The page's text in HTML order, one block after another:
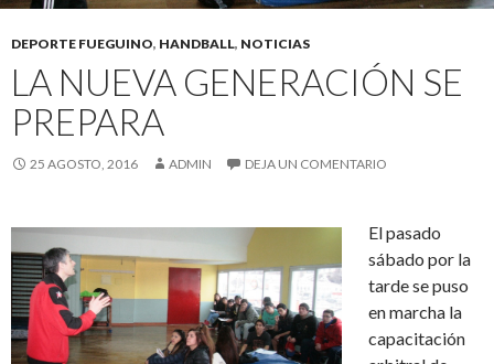
DEPORTE FUEGUINO, HANDBALL, NOTICIAS
LA NUEVA GENERACIÓN SE
PREPARA
25 AGOSTO, 2016 ADMIN DEJA UN COMENTARIO
El pasado
sábado por la
tarde se puso
en marcha la
capacitación